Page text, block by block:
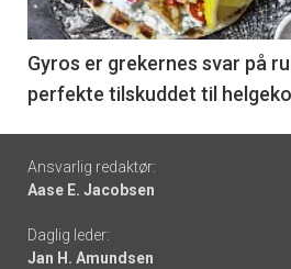
-
6
Gyros er grekernes svar på
perfekte tilskuddet til
Footer
-
links
Ansvarlig redaktør:
Aase E. Jacobsen
Daglig leder:
Jan H. Amundsen